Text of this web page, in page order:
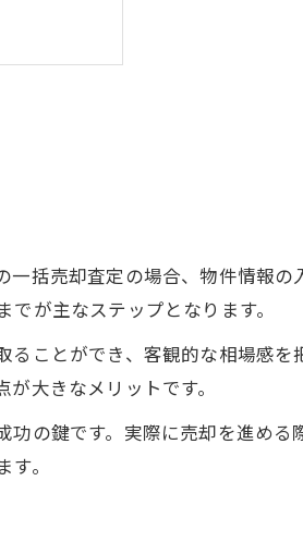
さえる
る方法
学ぶ
き方
は
活用術
準備
整理
例
括売却査定の場合、物件情報の
が主なステップとなります。
ことができ、客観的な相場感を
大きなメリットです。
の鍵です。実際に売却を進める
。